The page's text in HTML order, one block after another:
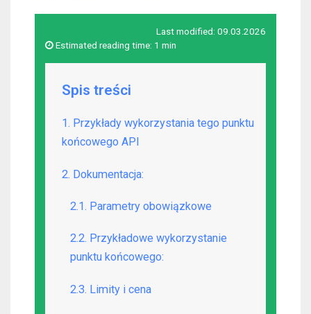
Last modified: 09.03.2026
Estimated reading time: 1 min
Spis treści
1. Przykłady wykorzystania tego punktu
końcowego API
2. Dokumentacja:
2.1. Parametry obowiązkowe
2.2. Przykładowe wykorzystanie
punktu końcowego:
2.3. Limity i cena